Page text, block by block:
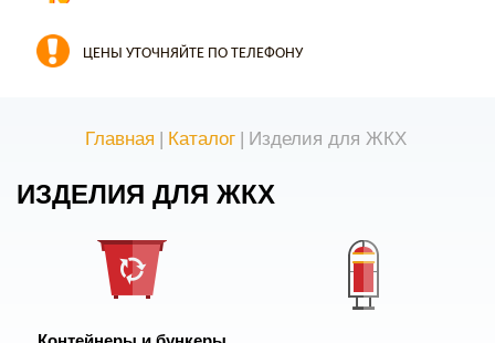
ЦЕНЫ УТОЧНЯЙТЕ ПО ТЕЛЕФОНУ
Главная | Каталог | Изделия для ЖКХ
ИЗДЕЛИЯ ДЛЯ ЖКХ